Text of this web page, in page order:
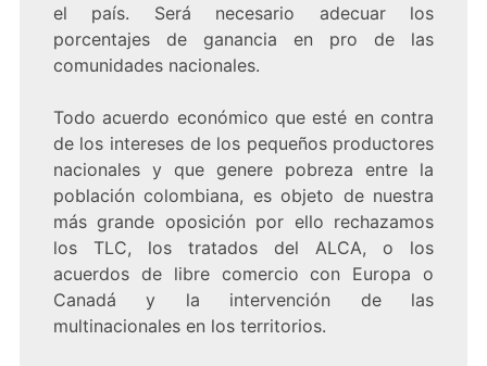
el país. Será necesario adecuar los
porcentajes de ganancia en pro de las
comunidades nacionales.
Todo acuerdo económico que esté en contra
de los intereses de los pequeños productores
nacionales y que genere pobreza entre la
población colombiana, es objeto de nuestra
más grande oposición por ello rechazamos
los TLC, los tratados del ALCA, o los
acuerdos de libre comercio con Europa o
Canadá y la intervención de las
multinacionales en los territorios.